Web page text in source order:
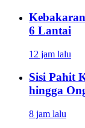
6 Lantai
12 jam lalu
Sisi Pahit
hingga
8 jam lalu